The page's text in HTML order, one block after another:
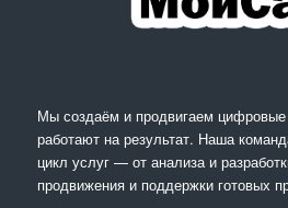
Мы создаём и продвигаем
работают на результат. Наша
цикл услуг — от анализа и
продвижения и поддержки готовых